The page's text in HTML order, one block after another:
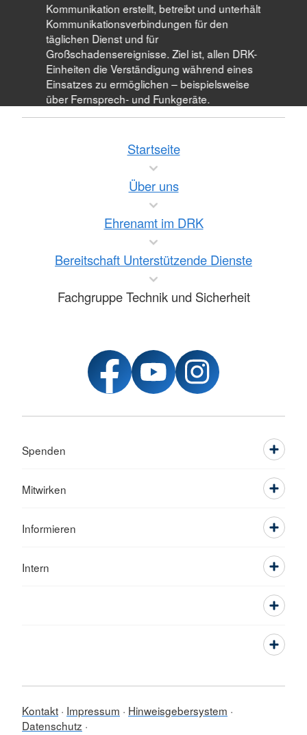
Kommunikation erstellt, betreibt und unterhält
Kommunikationsverbindungen für den
täglichen Dienst und für
Großschadensereignisse. Ziel ist, allen DRK-
Einheiten die Verständigung während eines
Einsatzes zu ermöglichen – beispielsweise
über Fernsprech- und Funkgeräte.
Startseite
Über uns
Ehrenamt im DRK
Bereitschaft Unterstützende Dienste
Fachgruppe Technik und Sicherheit
Spenden
Mitwirken
Informieren
Intern
Kontakt Impressum
Hinweisgebersystem
Datenschutz